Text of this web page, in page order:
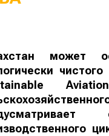
может